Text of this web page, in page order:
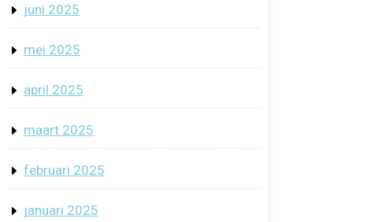
juni 2025
mei 2025
april 2025
maart 2025
februari 2025
januari 2025